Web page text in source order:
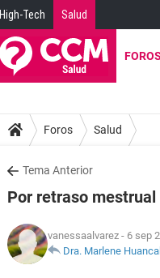
High-Tech Salud
FOROS
Foros Salud
Tema Anterior
Por retraso mestrual
vanessaalvarez - 6 sep
Dra. Marlene